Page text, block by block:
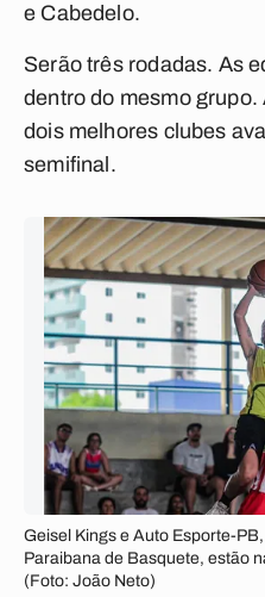
e Cabedelo.
Serão três rodadas. As
dentro do mesmo
dois melhores clubes
semifinal.
Geisel Kings e Auto Esporte-
Paraibana de Basquete, estão
(Foto: João Neto)